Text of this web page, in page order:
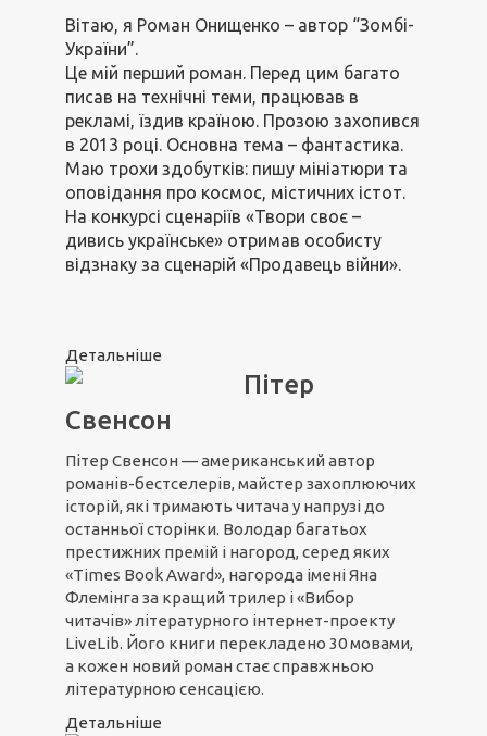
Вітаю, я Роман Онищенко – автор “Зомбі-
України”.
Це мій перший роман. Перед цим багато
писав на технічні теми, працював в
рекламі, їздив країною. Прозою захопився
в 2013 році. Основна тема – фантастика.
Маю трохи здобутків: пишу мініатюри та
оповідання про космос, містичних істот.
На конкурсі сценаріїв «Твори своє –
дивись українське» отримав особисту
відзнаку за сценарій «Продавець війни».
Детальніше
Пітер
Свенсон
Пітер Свенсон — американський автор
романів-бестселерів, майстер захоплюючих
історій, які тримають читача у напрузі до
останньої сторінки. Володар багатьох
престижних премій і нагород, серед яких
«Times Book Award», нагорода імені Яна
Флемінга за кращий трилер і «Вибор
читачів» літературного інтернет-проекту
LiveLib. Його книги перекладено 30 мовами,
а кожен новий роман стає справжньою
літературною сенсацією.
Детальніше